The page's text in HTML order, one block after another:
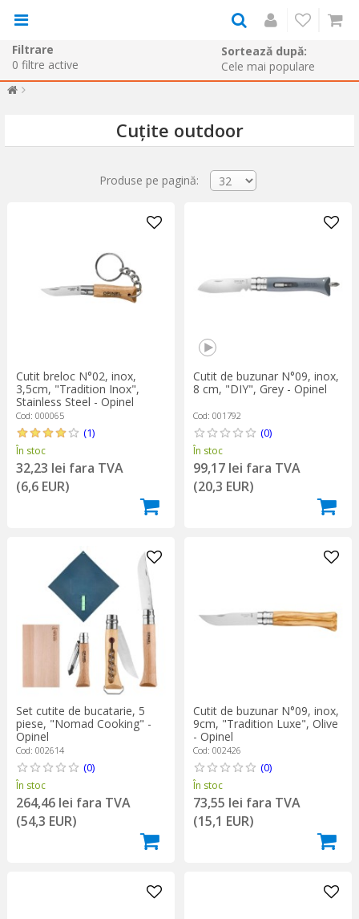
Filtrare
0 filtre active
Sortează după:
Cuțite outdoor
Produse pe pagină:
Cutit breloc N°02, inox,
3,5cm, "Tradition Inox",
Stainless Steel - Opinel
Cod: 000065
(1)
În stoc
32,23 lei fara TVA
(6,6 EUR)
Cutit de buzunar N°09, inox,
8 cm, "DIY", Grey - Opinel
Cod: 001792
(0)
În stoc
99,17 lei fara TVA
(20,3 EUR)
Set cutite de bucatarie, 5
piese, "Nomad Cooking" -
Opinel
Cod: 002614
(0)
În stoc
264,46 lei fara TVA
(54,3 EUR)
Cutit de buzunar N°09, inox,
9cm, "Tradition Luxe", Olive
- Opinel
Cod: 002426
(0)
În stoc
73,55 lei fara TVA
(15,1 EUR)